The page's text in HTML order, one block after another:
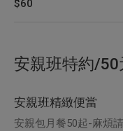
$60
安親班特約/50
安親班精緻便當
安親包月餐50起-麻煩